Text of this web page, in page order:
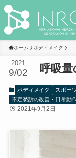
ホーム ボディメイク
呼吸量
2021
9/02
ボディメイク
スポー
不定愁訴の改善・日常動
2021年9月2日